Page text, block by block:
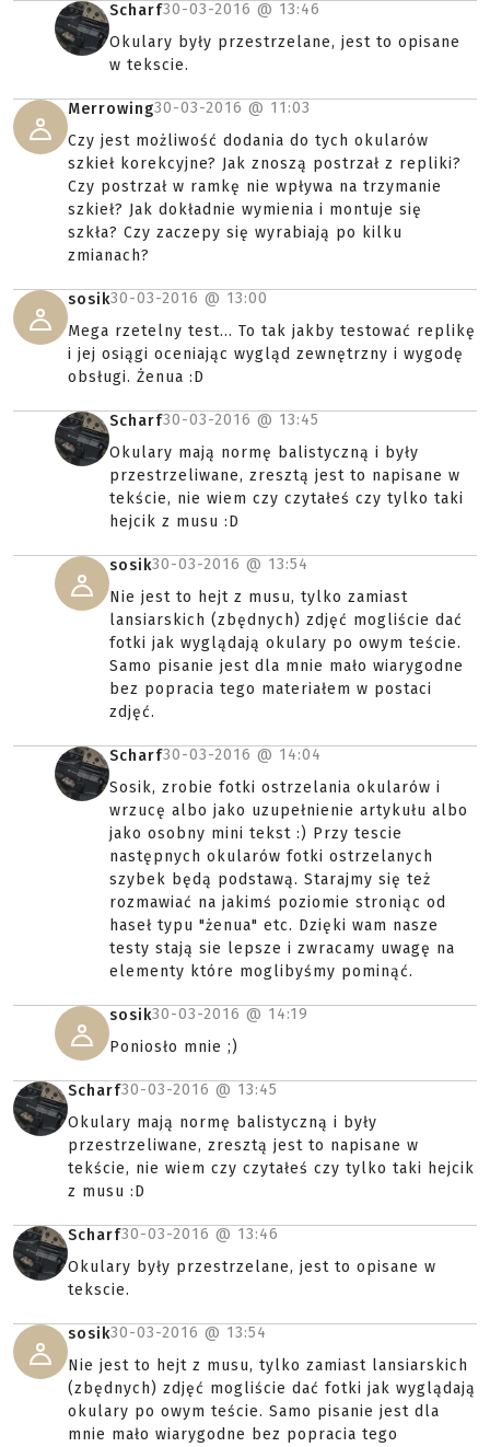
Scharf30-03-2016 @ 13:46
Okulary były przestrzelane, jest to opisane
w tekscie.
Merrowing30-03-2016 @ 11:03
Czy jest możliwość dodania do tych okularów
szkieł korekcyjne? Jak znoszą postrzał z repliki?
Czy postrzał w ramkę nie wpływa na trzymanie
szkieł? Jak dokładnie wymienia i montuje się
szkła? Czy zaczepy się wyrabiają po kilku
zmianach?
sosik30-03-2016 @ 13:00
Mega rzetelny test... To tak jakby testować replikę
i jej osiągi oceniając wygląd zewnętrzny i wygodę
obsługi. Żenua :D
Scharf30-03-2016 @ 13:45
Okulary mają normę balistyczną i były
przestrzeliwane, zresztą jest to napisane w
tekście, nie wiem czy czytałeś czy tylko taki
hejcik z musu :D
sosik30-03-2016 @ 13:54
Nie jest to hejt z musu, tylko zamiast
lansiarskich (zbędnych) zdjęć mogliście dać
fotki jak wyglądają okulary po owym teście.
Samo pisanie jest dla mnie mało wiarygodne
bez popracia tego materiałem w postaci
zdjęć.
Scharf30-03-2016 @ 14:04
Sosik, zrobie fotki ostrzelania okularów i
wrzucę albo jako uzupełnienie artykułu albo
jako osobny mini tekst :) Przy tescie
następnych okularów fotki ostrzelanych
szybek będą podstawą. Starajmy się też
rozmawiać na jakimś poziomie stroniąc od
haseł typu "żenua" etc. Dzięki wam nasze
testy stają sie lepsze i zwracamy uwagę na
elementy które moglibyśmy pominąć.
sosik30-03-2016 @ 14:19
Poniosło mnie ;)
Scharf30-03-2016 @ 13:45
Okulary mają normę balistyczną i były
przestrzeliwane, zresztą jest to napisane w
tekście, nie wiem czy czytałeś czy tylko taki hejcik
z musu :D
Scharf30-03-2016 @ 13:46
Okulary były przestrzelane, jest to opisane w
tekscie.
sosik30-03-2016 @ 13:54
Nie jest to hejt z musu, tylko zamiast lansiarskich
(zbędnych) zdjęć mogliście dać fotki jak wyglądają
okulary po owym teście. Samo pisanie jest dla
mnie mało wiarygodne bez popracia tego